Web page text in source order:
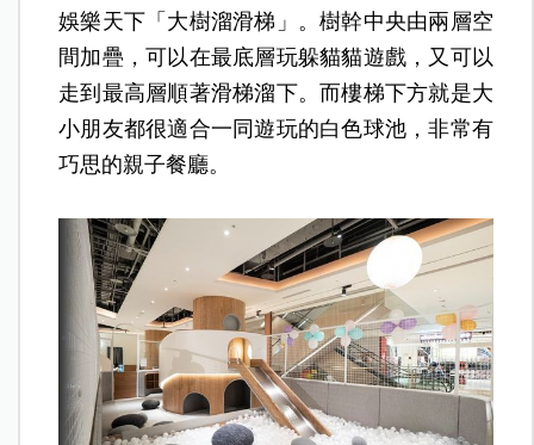
娛樂天下「大樹溜滑梯」。樹幹中央由兩層空
間加疊，可以在最底層玩躲貓貓遊戲，又可以
走到最高層順著滑梯溜下。而樓梯下方就是大
小朋友都很適合一同遊玩的白色球池，非常有
巧思的親子餐廳。